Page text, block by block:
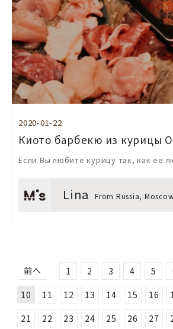
2020-01-22
Киото барбекю из курицы
Если Вы любите курицу так, как ее
Lina From Russia,
前へ 1 2 3 4 5
10
11 12 13 14 15 16
21
22 23 24 25 26 27